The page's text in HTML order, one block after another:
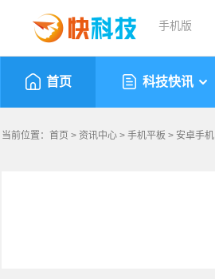
手机版
首页 科技快讯
当前位置： 首页 > 资讯中心 > 手机平板 > 安卓手机